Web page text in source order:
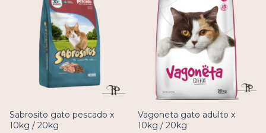
Sabrosito gato pescado x
10kg / 20kg
Vagoneta gato adulto x
10kg / 20kg